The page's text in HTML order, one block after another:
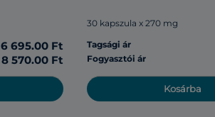
6 695.00 Ft
8 570.00 Ft
30 kapszula x 270 mg
Tagsági ár
Fogyasztói ár
Kosárba